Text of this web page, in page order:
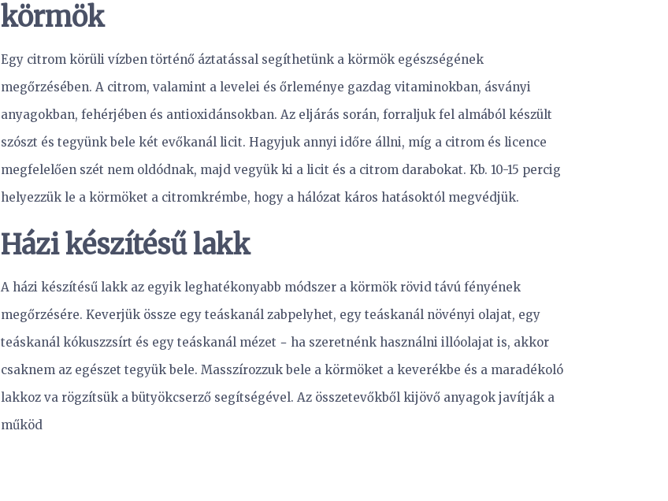
körmök
Egy citrom körüli vízben történő áztatással segíthetünk a körmök egészségének
megőrzésében. A citrom, valamint a levelei és őrleménye gazdag vitaminokban, ásványi
anyagokban, fehérjében és antioxidánsokban. Az eljárás során, forraljuk fel almából készült
szószt és tegyünk bele két evőkanál licit. Hagyjuk annyi időre állni, míg a citrom és licence
megfelelően szét nem oldódnak, majd vegyük ki a licit és a citrom darabokat. Kb. 10-15 percig
helyezzük le a körmöket a citromkrémbe, hogy a hálózat káros hatásoktól megvédjük.
Házi készítésű lakk
A házi készítésű lakk az egyik leghatékonyabb módszer a körmök rövid távú fényének
megőrzésére. Keverjük össze egy teáskanál zabpelyhet, egy teáskanál növényi olajat, egy
teáskanál kókuszzsírt és egy teáskanál mézet − ha szeretnénk használni illóolajat is, akkor
csaknem az egészet tegyük bele. Masszírozzuk bele a körmöket a keverékbe és a maradékoló
lakkoz va rögzítsük a bütyökcserző segítségével. Az összetevőkből kijövő anyagok javítják a
működ